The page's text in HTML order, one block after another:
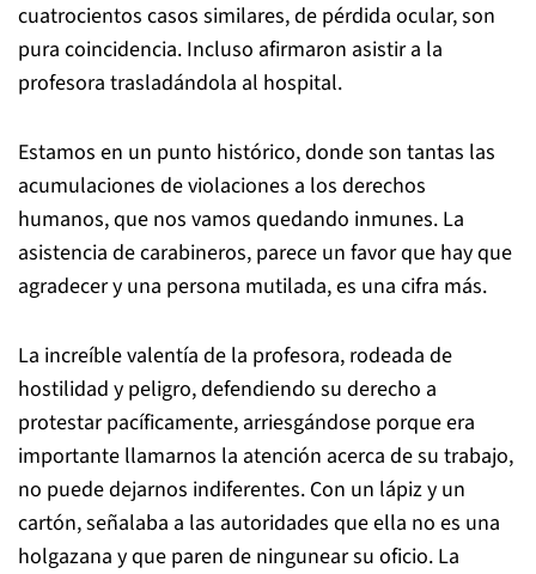
cuatrocientos casos similares, de pérdida ocular, son
pura coincidencia. Incluso afirmaron asistir a la
profesora trasladándola al hospital.
Estamos en un punto histórico, donde son tantas las
acumulaciones de violaciones a los derechos
humanos, que nos vamos quedando inmunes. La
asistencia de carabineros, parece un favor que hay que
agradecer y una persona mutilada, es una cifra más.
La increíble valentía de la profesora, rodeada de
hostilidad y peligro, defendiendo su derecho a
protestar pacíficamente, arriesgándose porque era
importante llamarnos la atención acerca de su trabajo,
no puede dejarnos indiferentes. Con un lápiz y un
cartón, señalaba a las autoridades que ella no es una
holgazana y que paren de ningunear su oficio. La